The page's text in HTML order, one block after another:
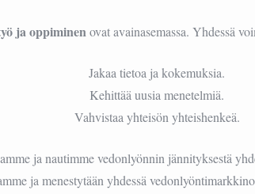
ja oppiminenovat avainasemassa. Yhdessä
Jakaa tietoa ja kokemuksia.
Kehittää uusia menetelmiä.
Vahvistaa yhteisön yhteishenkeä.
ja nautimme vedonlyönnin jännityksestä
ja menestytään yhdessä